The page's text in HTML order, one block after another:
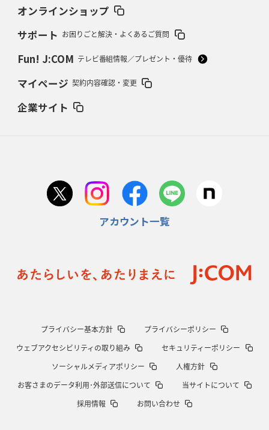
37年女子W杯招致への課題と期待
2026年2月12日(木)更新
2026年2月5日(木)更新
占い方
首位スピアーズ、充実の攻撃力 「湧き出る」パスでトライ量産
2026年1月8日(木)更新
ルディケ「15番はゲームドライバ
2025年12月25日(木)更新
2025年12月18日(木)更新
オンラインショップ
サポート お困りごと解決・よくあるご質問
Fun! J:COM テレビ番組情報／プレゼント・優待
マイページ 契約内容確認・変更
企業サイト
アカウント一覧
プライバシー基本方針
プライバシーポリシー
ウェブアクセシビリティの取り組み
セキュリティーポリシー
ソーシャルメディアポリシー
人権方針
お客さまのデータ利用･外部送信について
当サイトについて
採用情報
お問い合わせ